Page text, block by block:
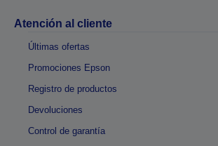
Atención al cliente
Últimas ofertas
Promociones Epson
Registro de productos
Devoluciones
Control de garantía